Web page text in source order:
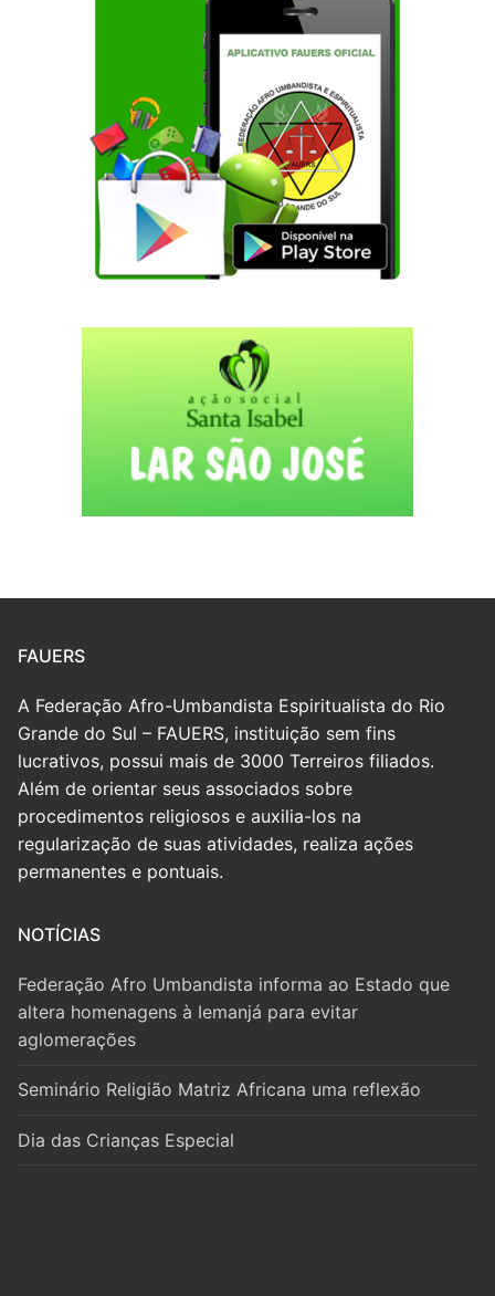
FAUERS
A Federação Afro-Umbandista Espiritualista do Rio
Grande do Sul – FAUERS, instituição sem fins
lucrativos, possui mais de 3000 Terreiros filiados.
Além de orientar seus associados sobre
procedimentos religiosos e auxilia-los na
regularização de suas atividades, realiza ações
permanentes e pontuais.
NOTÍCIAS
Federação Afro Umbandista informa ao Estado que
altera homenagens à Iemanjá para evitar
aglomerações
Seminário Religião Matriz Africana uma reflexão
Dia das Crianças Especial